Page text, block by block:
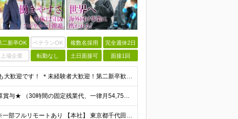
二新卒OK ベテランOK 複数名採用 完全週休2日
上場企業 転勤なし 土日面接可 面接1回
【学歴・経験不問】 もちろん現役WEBデザイナーも大歓迎です！ ＊未経験者大歓迎！第二新卒歓迎/最短6ヶ月の充実研修/WEB面接可能＊ 「PCを触ったことがない・・・」 「スマホしか使ったことない
★月給32万円～50万円＋インセンティブ賞与＋決算賞与★ （30時間の固定残業代、一律月54,750円を含む。超過分は支給） ※経験・スキルを考慮の上、決定 ※昇給：随時あり 【インセンティブについ
★リモートワーク実施中（プロジェクトによる） ※一部フルリモートあり 【本社】 東京都千代田区五番町4-8 日立五番町ビル 5F 【その他勤務先】 ・北海道札幌市中央区大通東 ・宮城県仙台市青葉区